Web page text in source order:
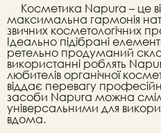
Косметика Napura – це
максимальна гармонія
звичних косметологічних
Ідеально підібрані
ретельно продуманий
використанні роблять
любителів органічної
віддає перевагу
засоби Napura можна
універсальними для
вдома.